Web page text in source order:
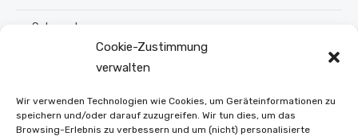
Cookie-Zustimmung
verwalten
Wir verwenden Technologien wie Cookies, um Geräteinformationen zu
speichern und/oder darauf zuzugreifen. Wir tun dies, um das
Browsing-Erlebnis zu verbessern und um (nicht) personalisierte
Schmuck
Upcycling
Stroh flechten